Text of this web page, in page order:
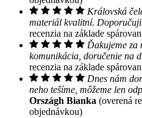
Královská
materiál kvalitní.
recenzia na základe
Ďakujeme za
komunikácia, doručenie na
recenzia na základe
Dnes nám
neho tešíme, môžeme len
Országh Bianka (overená
objednávkou)